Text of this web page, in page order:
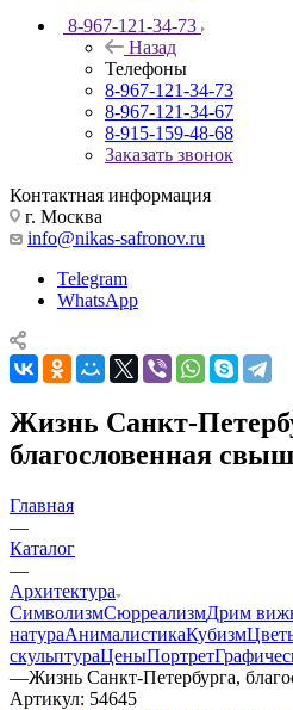
8-967-121-34-73
Назад
Телефоны
8-967-121-34-73
8-967-121-34-67
8-915-159-48-68
Заказать звонок
Контактная информация
г. Москва
info@nikas-safronov.ru
Telegram
WhatsApp
Жизнь Санкт-
благословенная
Главная
—
Каталог
—
Архитектура
СимволизмСюрреализмДрим
натураАнималистикаКубизм
скульптураЦеныПортрет
—Жизнь Санкт-Петербурга,
Артикул: 54645